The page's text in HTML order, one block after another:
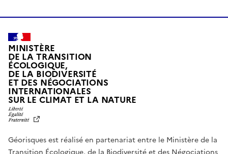
MINISTÈRE
DE LA TRANSITION
ÉCOLOGIQUE,
DE LA BIODIVERSITÉ
ET DES NÉGOCIATIONS
INTERNATIONALES
SUR LE CLIMAT ET LA NATUREL
T
É
Géorisques est réalisé en partenariat entre le Ministère de la